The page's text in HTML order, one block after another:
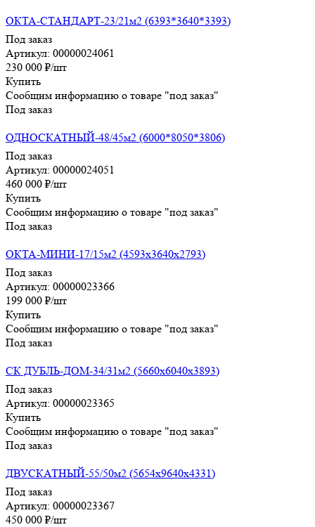
ОКТА-СТАНДАРТ-23/21м2 (6393*3640*3393)
Под заказ
Артикул: 00000024061
230 000 ₽/шт
Купить
Сообщим информацию о товаре "под заказ"
Под заказ
ОДНОСКАТНЫЙ-48/45м2 (6000*8050*3806)
Под заказ
Артикул: 00000024051
460 000 ₽/шт
Купить
Сообщим информацию о товаре "под заказ"
Под заказ
ОКТА-МИНИ-17/15м2 (4593х3640х2793)
Под заказ
Артикул: 00000023366
199 000 ₽/шт
Купить
Сообщим информацию о товаре "под заказ"
Под заказ
СК ДУБЛЬ-ДОМ-34/31м2 (5660х6040х3893)
Под заказ
Артикул: 00000023365
Купить
Сообщим информацию о товаре "под заказ"
Под заказ
ДВУСКАТНЫЙ-55/50м2 (5654х9640х4331)
Под заказ
Артикул: 00000023367
450 000 ₽/шт